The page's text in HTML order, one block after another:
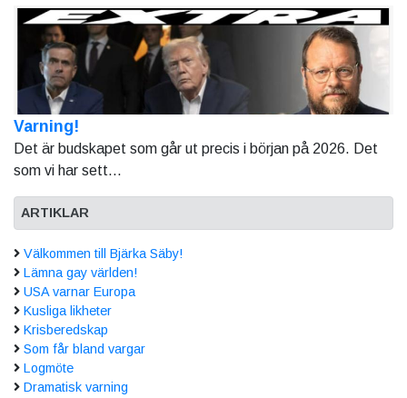
Varning!
Det är budskapet som går ut precis i början på 2026. Det
som vi har sett...
ARTIKLAR
Välkommen till Bjärka Säby!
Lämna gay världen!
USA varnar Europa
Kusliga likheter
Krisberedskap
Som får bland vargar
Logmöte
Dramatisk varning